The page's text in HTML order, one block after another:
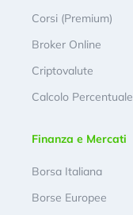
Corsi (Premium)
Broker Online
Criptovalute
Calcolo Percentuale
Finanza e Mercati
Borsa Italiana
Borse Europee